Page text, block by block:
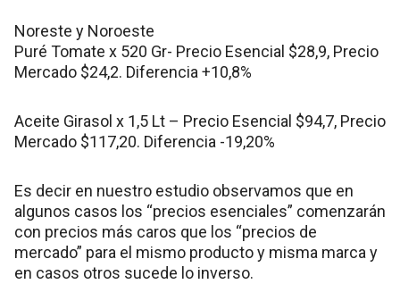
Noreste y Noroeste
Puré Tomate x 520 Gr- Precio Esencial $28,9, Precio
Mercado $24,2. Diferencia +10,8%
Aceite Girasol x 1,5 Lt – Precio Esencial $94,7, Precio
Mercado $117,20. Diferencia -19,20%
Es decir en nuestro estudio observamos que en
algunos casos los “precios esenciales” comenzarán
con precios más caros que los “precios de
mercado” para el mismo producto y misma marca y
en casos otros sucede lo inverso.